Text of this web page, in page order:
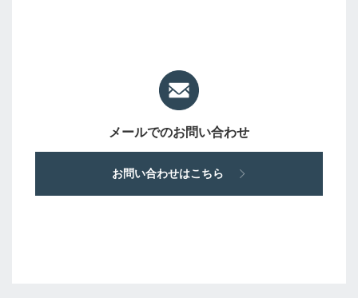
メールでのお問い合わせ
お問い合わせはこちら